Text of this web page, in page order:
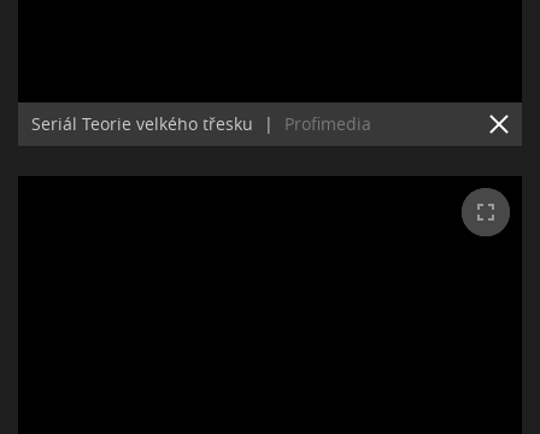
Seriál Teorie velkého třesku | Profimedia